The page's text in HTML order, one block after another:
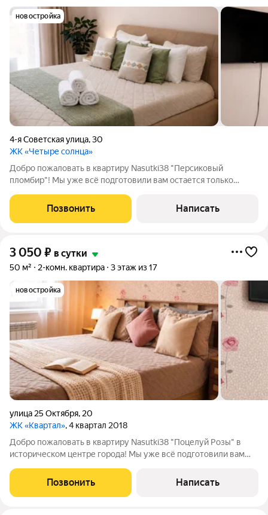
новостройка
4-я Советская улица,30
ЖК «Четыре солнца»
Добро пожаловать в квартиру Nasutki38 "Персиковый
пломбир"! Мы уже всё подготовили вам остается только
бесконтактное заселение 24/7! - Мгновенное бронирование! -
При проживании от 5 суток вы
Позвонить Написать
3 050 ₽ в сутки
50 м² 2-комн. квартира 3 этаж из 17
новостройка
улица 25 Октября, 20
ЖК «Квартал», 4 квартал 2018
Добро пожаловать в квартиру Nasutki38 "Поцелуй Розы" в
историческом центре города! Мы уже всё подготовили вам
- Удобное и бесконтактное заселение 24/7! - Мгновенное
бронирование! - При проживании
Позвонить Написать